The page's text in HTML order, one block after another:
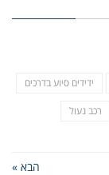
ידידים סיוע בדרכים
רכב נעול
הבא »